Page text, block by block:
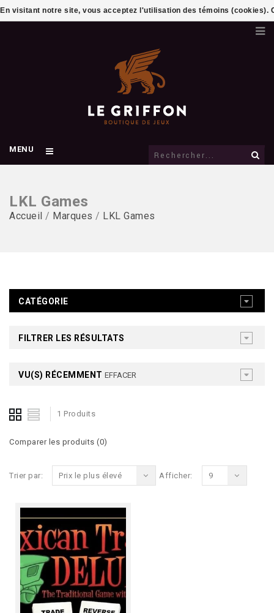
MENU
LKL Games
Accueil / Marques / LKL Games
CATÉGORIE
FILTRER LES RÉSULTATS
VU(S) RÉCEMMENT EFFACER
1 Produits
Comparer les produits (0)
Trier par: Prix le plus élevé Afficher: 9
En visitant notre site, vous acceptez l'utilisation des témoins